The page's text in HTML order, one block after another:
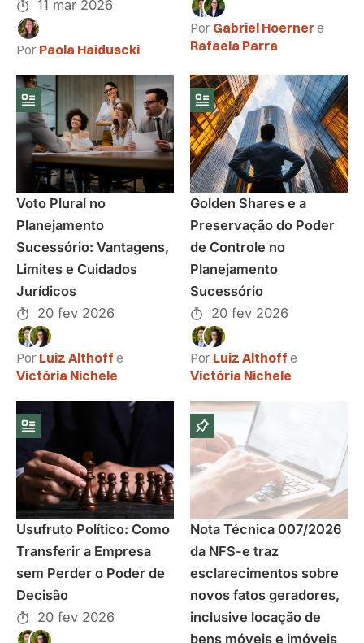
11 mar 2026
Por Paola Haiduscki
Por Gabriel Hoernere
Rafaela Parra
Voto Plural no
Planejamento
Sucessório: Vantagens,
Limites e Cuidados
Jurídicos
20 fev 2026
Por Luiz Althoff e
Victória Nichele
Golden Shares e a
Preservação do Poder
de Controle no
Planejamento
Sucessório
20 fev 2026
Por Luiz Althoff e
Victória Nichele
Usufruto Político: Como
Transferir a Empresa
sem Perder o Poder de
Decisão
20 fev 2026
Nota Técnica 007/2026
da NFS-e traz
esclarecimentos sobre
novos fatos geradores,
inclusive locação de
bens móveis e imóveis